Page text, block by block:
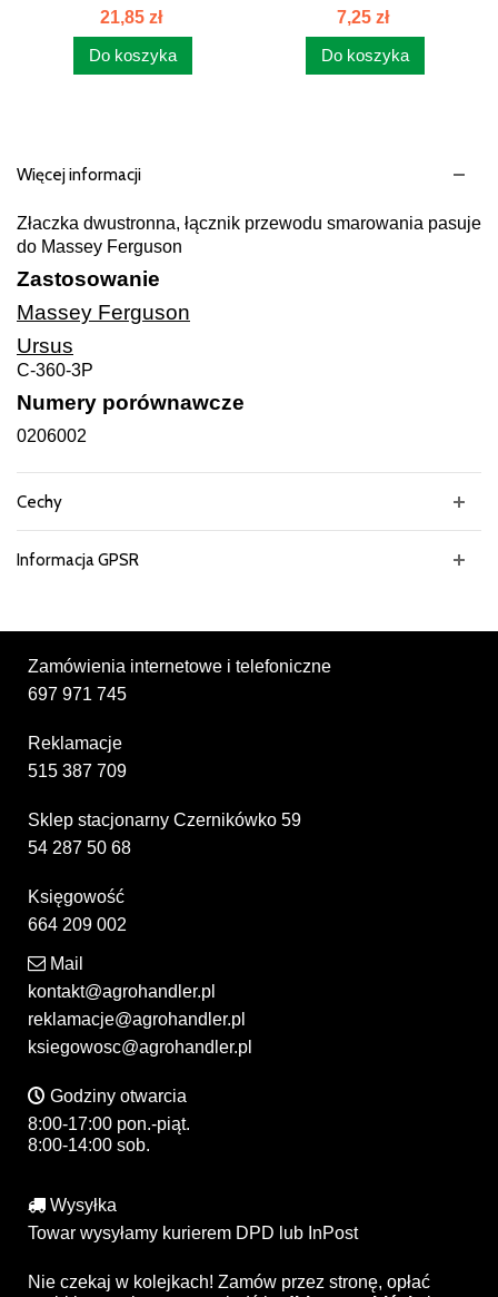
21,85 zł
Do koszyka
LAMP KIERUNKU...
7,25 zł
Do koszyka
Więcej informacji
Złaczka dwustronna, łącznik przewodu smarowania pasuje
do Massey Ferguson
Zastosowanie
Massey Ferguson
Ursus
C-360-3P
Numery porównawcze
0206002
Cechy
Informacja GPSR
Zamówienia internetowe i telefoniczne
697 971 745
Reklamacje
515 387 709
Sklep stacjonarny Czernikówko 59
54 287 50 68
Księgowość
664 209 002
Mail
kontakt@agrohandler.pl
reklamacje@agrohandler.pl
ksiegowosc@agrohandler.pl
Godziny otwarcia
8:00-17:00 pon.-piąt.
8:00-14:00 sob.
Wysyłka
Towar wysyłamy kurierem DPD lub InPost
Nie czekaj w kolejkach! Zamów przez stronę, opłać